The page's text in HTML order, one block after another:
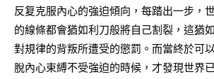
反复克服內心的強迫傾向，每踏出一步，
的線條都會猶如利刀般將自己割裂，這猶
對規律的背叛所遭受的懲罰。而當終於可
脫內心束縛不受強迫的時候，才發現世界